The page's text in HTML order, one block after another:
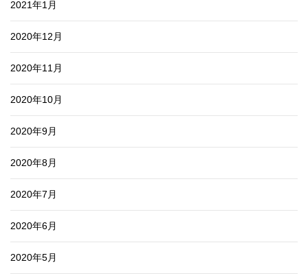
2021年1月
2020年12月
2020年11月
2020年10月
2020年9月
2020年8月
2020年7月
2020年6月
2020年5月